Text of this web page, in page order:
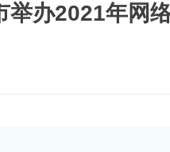
举办2021年网